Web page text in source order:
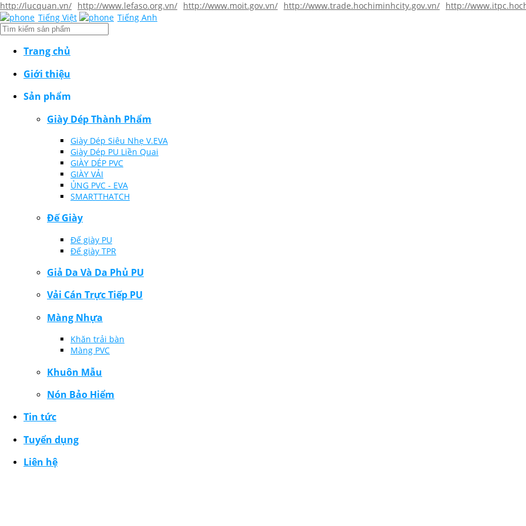
http://lucquan.vn/ http://www.lefaso.org.vn/ http://www.moit.gov.vn/ http://www.trade.hochiminhcity.gov.vn/ http://
Tiếng Việt
Tiếng Anh
Trang chủ
Giới thiệu
Sản phẩm
Giày Dép Thành Phẩm
Giày Dép Siêu Nhẹ V.EVA
Giày Dép PU Liền Quai
GIÀY DÉP PVC
GIÀY VẢI
ỦNG PVC - EVA
SMARTTHATCH
Đế Giày
Đế giày PU
Đế giày TPR
Giả Da Và Da Phủ PU
Vải Cán Trực Tiếp PU
Màng Nhựa
Khăn trải bàn
Màng PVC
Khuôn Mẫu
Nón Bảo Hiểm
Tin tức
Tuyển dụng
Liên hệ